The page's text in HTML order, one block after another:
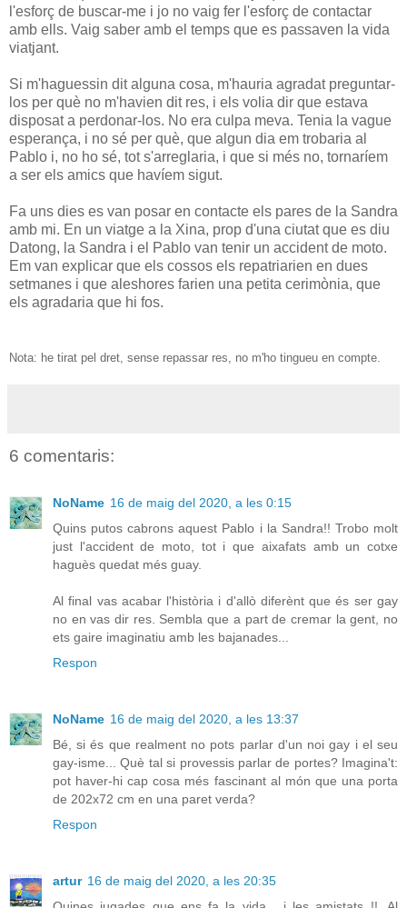
l'esforç de buscar-me i jo no vaig fer l'esforç de contactar
amb ells. Vaig saber amb el temps que es passaven la vida
viatjant.
Si m'haguessin dit alguna cosa, m'hauria agradat preguntar-
los per què no m'havien dit res, i els volia dir que estava
disposat a perdonar-los. No era culpa meva. Tenia la vague
esperança, i no sé per què, que algun dia em trobaria al
Pablo i, no ho sé, tot s'arreglaria, i que si més no, tornaríem
a ser els amics que havíem sigut.
Fa uns dies es van posar en contacte els pares de la Sandra
amb mi. En un viatge a la Xina, prop d'una ciutat que es diu
Datong, la Sandra i el Pablo van tenir un accident de moto.
Em van explicar que els cossos els repatriarien en dues
setmanes i que aleshores farien una petita cerimònia, que
els agradaria que hi fos.
Nota: he tirat pel dret, sense repassar res, no m'ho tingueu en compte.
6 comentaris:
NoName 16 de maig del 2020, a les 0:15
Quins putos cabrons aquest Pablo i la Sandra!! Trobo molt
just l'accident de moto, tot i que aixafats amb un cotxe
haguès quedat més guay.
Al final vas acabar l'història i d'allò diferènt que és ser gay
no en vas dir res. Sembla que a part de cremar la gent, no
ets gaire imaginatiu amb les bajanades...
Respon
NoName 16 de maig del 2020, a les 13:37
Bé, si és que realment no pots parlar d'un noi gay i el seu
gay-isme... Què tal si provessis parlar de portes? Imagina't:
pot haver-hi cap cosa més fascinant al món que una porta
de 202x72 cm en una paret verda?
Respon
artur 16 de maig del 2020, a les 20:35